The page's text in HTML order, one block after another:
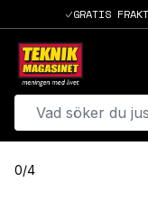
GRATIS
0/4